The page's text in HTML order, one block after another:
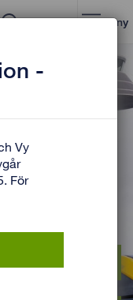
Meny
Uppsala
runt.
-
Vy
För